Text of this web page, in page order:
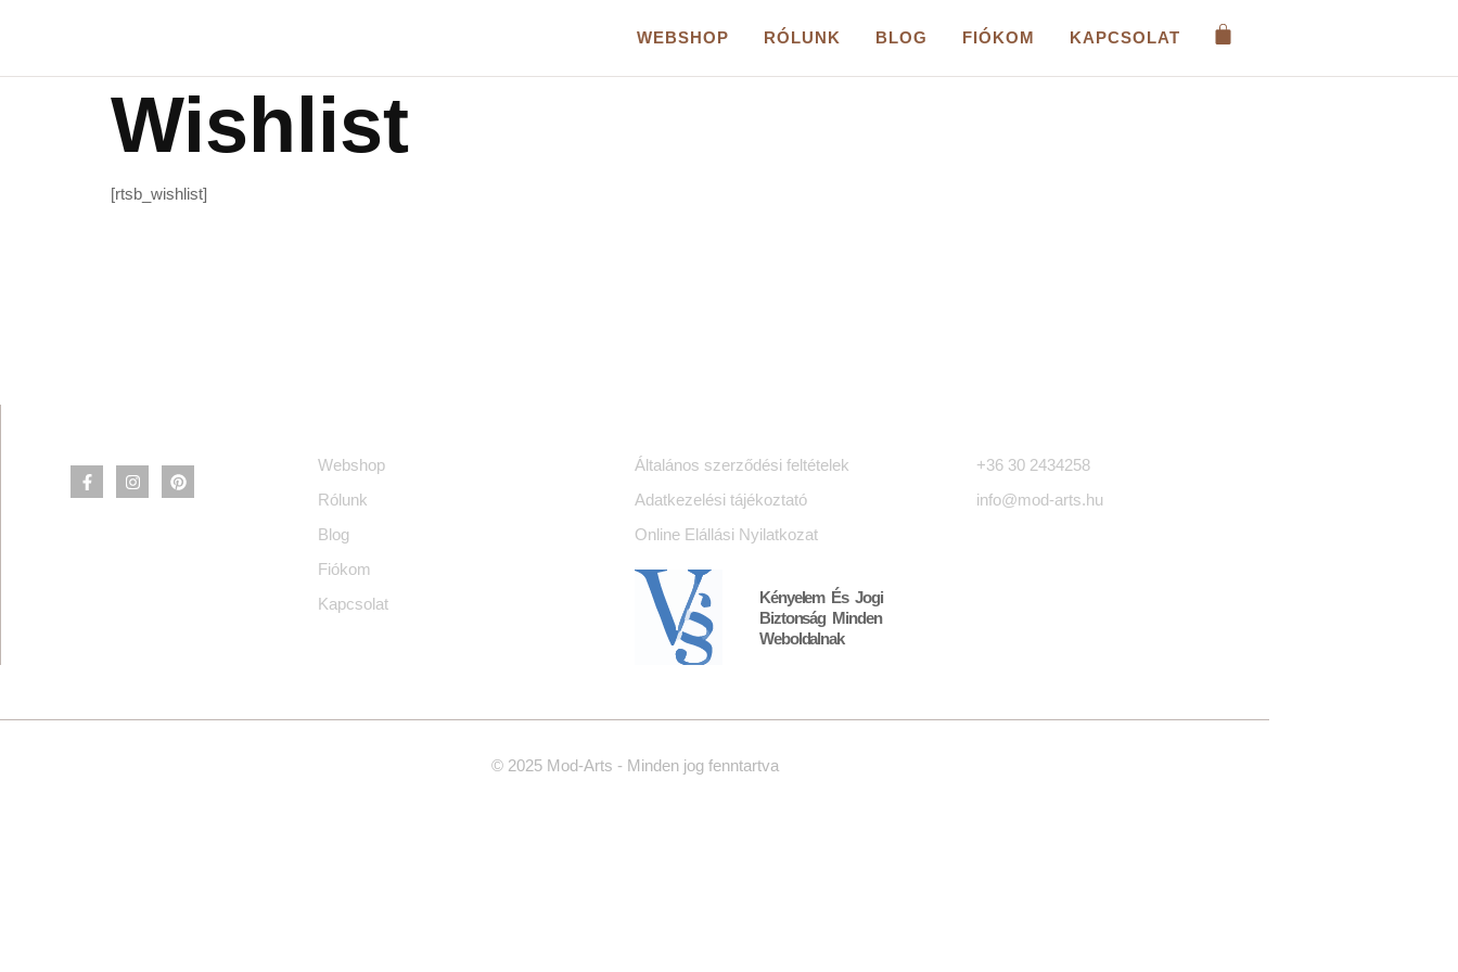
WEBSHOP RÓLUNK BLOG FIÓKOM KAPCSOLAT
Wishlist
[rtsb_wishlist]
Webshop
Rólunk
Blog
Fiókom
Kapcsolat
Általános szerződési feltételek
Adatkezelési tájékoztató
Online Elállási Nyilatkozat
Kényelem És Jogi
Biztonság Minden
Weboldalnak
+36 30 2434258
info@mod-arts.hu
© 2025 Mod-Arts - Minden jog fenntartva